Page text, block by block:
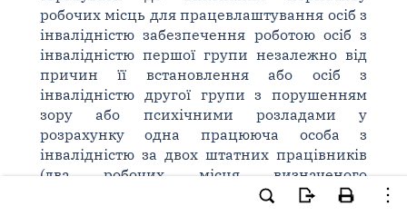
робочих місць для працевлаштування осіб з
інвалідністю забезпечення роботою осіб з
інвалідністю першої групи незалежно від
причин її встановлення або осіб з
інвалідністю другої групи з порушенням
зору або психічними розладами у
розрахунку одна працююча особа з
інвалідністю за двох штатних працівників
(два робочих місця визначеного